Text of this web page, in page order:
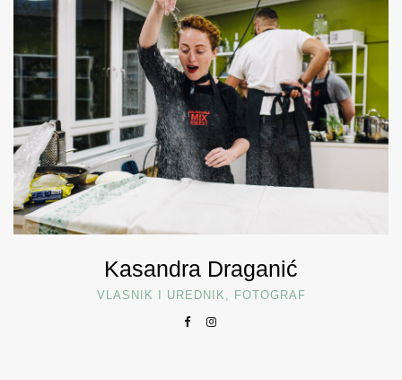
Kasandra Draganić
VLASNIK I UREDNIK, FOTOGRAF